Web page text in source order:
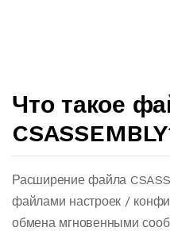
Что такое
Расширение файла
файлами настроек /
обмена мгновенными